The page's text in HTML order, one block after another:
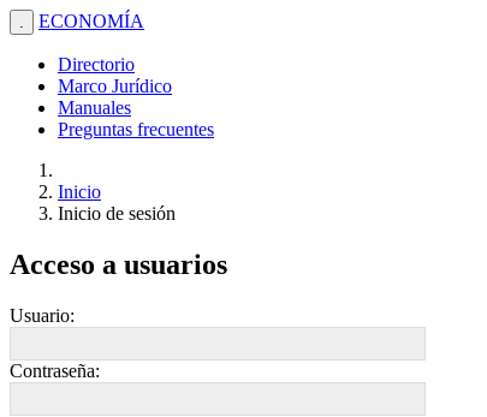
. ECONOMÍA
Directorio
Marco Jurídico
Manuales
Preguntas frecuentes
Inicio
Inicio de sesión
Acceso a usuarios
Usuario:
Contraseña: